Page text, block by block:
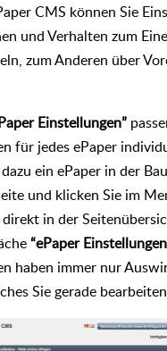
CMS können Sie
und Verhalten zum
zum Anderen über
Einstellungen”
für jedes ePaper
ein ePaper in der
und klicken Sie im
in der
“ePaper
haben immer nur
Sie gerade